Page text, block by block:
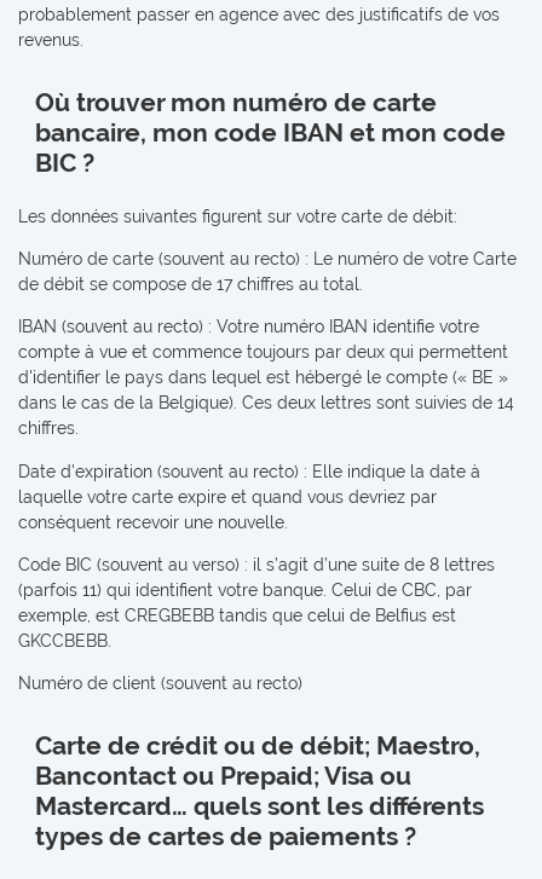
probablement passer en agence avec des justificatifs de vos
revenus.
Où trouver mon numéro de carte
bancaire, mon code IBAN et mon code
BIC ?
Les données suivantes figurent sur votre carte de débit:
Numéro de carte (souvent au recto) : Le numéro de votre Carte
de débit se compose de 17 chiffres au total.
IBAN (souvent au recto) : Votre numéro IBAN identifie votre
compte à vue et commence toujours par deux qui permettent
d'identifier le pays dans lequel est hébergé le compte (« BE »
dans le cas de la Belgique). Ces deux lettres sont suivies de 14
chiffres.
Date d'expiration (souvent au recto) : Elle indique la date à
laquelle votre carte expire et quand vous devriez par
conséquent recevoir une nouvelle.
Code BIC (souvent au verso) : il s’agit d’une suite de 8 lettres
(parfois 11) qui identifient votre banque. Celui de CBC, par
exemple, est CREGBEBB tandis que celui de Belfius est
GKCCBEBB.
Numéro de client (souvent au recto)
Carte de crédit ou de débit; Maestro,
Bancontact ou Prepaid; Visa ou
Mastercard… quels sont les différents
types de cartes de paiements ?